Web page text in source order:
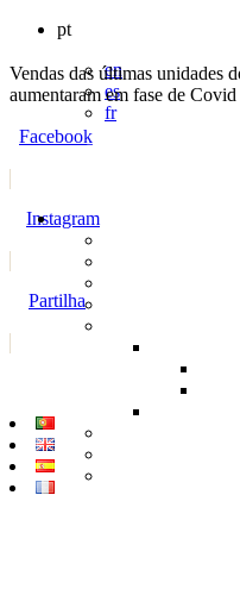
pt
en
es
fr
Vendas das últimas unidades
aumentaram em fase de Covid
Facebook
Instagram
Partilha